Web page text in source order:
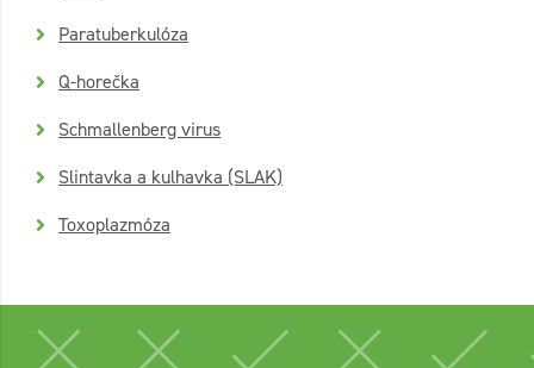
Paratuberkulóza
Q-horečka
Schmallenberg virus
Slintavka a kulhavka (SLAK)
Toxoplazmóza